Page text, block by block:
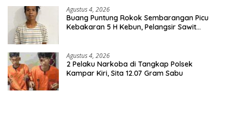
Agustus 4, 2026
Buang Puntung Rokok Sembarangan Picu
Kebakaran 5 H Kebun, Pelangsir Sawit
Agustus 4, 2026
2 Pelaku Narkoba di Tangkap Polsek
Kampar Kiri, Sita 12.07 Gram Sabu